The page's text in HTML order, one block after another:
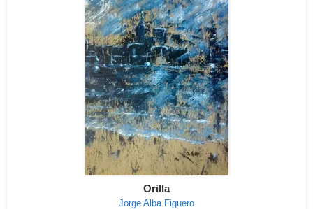
Orilla
Jorge Alba Figuero